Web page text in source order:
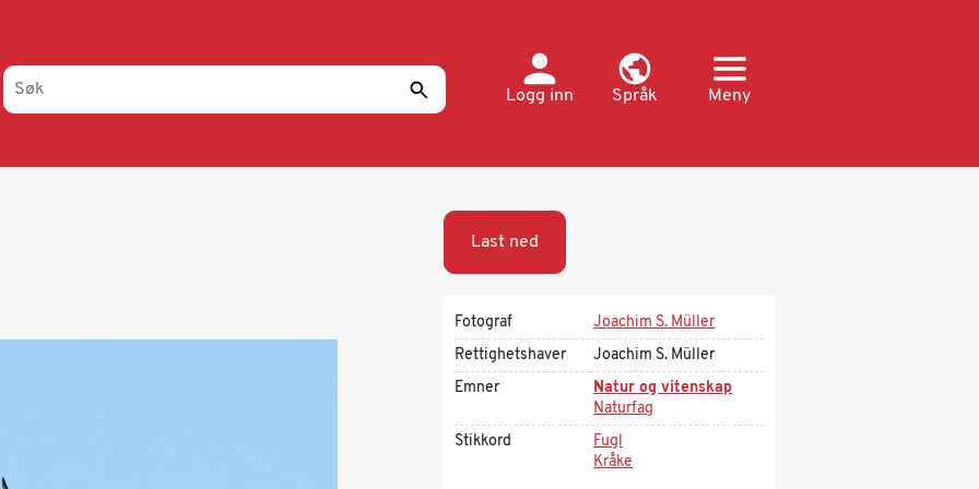
Logg inn
Språk Meny
Last ned
Fotograf
Joachim S. Müller
Rettighetshaver
Joachim S. Müller
Emner
Natur og vitenskap
Naturfag
Stikkord
Fugl
Kråke